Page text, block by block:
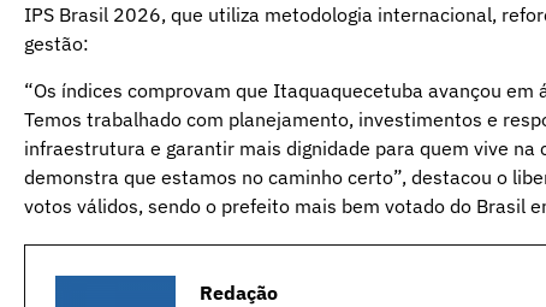
IPS Brasil 2026, que utiliza metodologia internacional,
gestão:
“Os índices comprovam que Itaquaquecetuba avançou
Temos trabalhado com planejamento, investimentos e
infraestrutura e garantir mais dignidade para quem vive
demonstra que estamos no caminho certo”, destacou o
votos válidos, sendo o prefeito mais bem votado do Brasil
Redação